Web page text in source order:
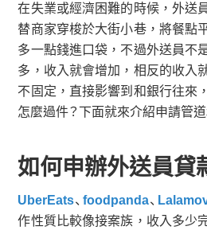
在失業或經濟困難的時候，外送
替商家穿梭於大街小巷，將餐點
多一點錢進口袋，不過外送員不
多，收入就會增加，相反的收入
不固定，直接影響到和銀行往來
怎麼過件？下面就來介紹申請管道
如何申辦外送員貸
UberEats、foodpanda、
作性質比較像接案族，收入多少